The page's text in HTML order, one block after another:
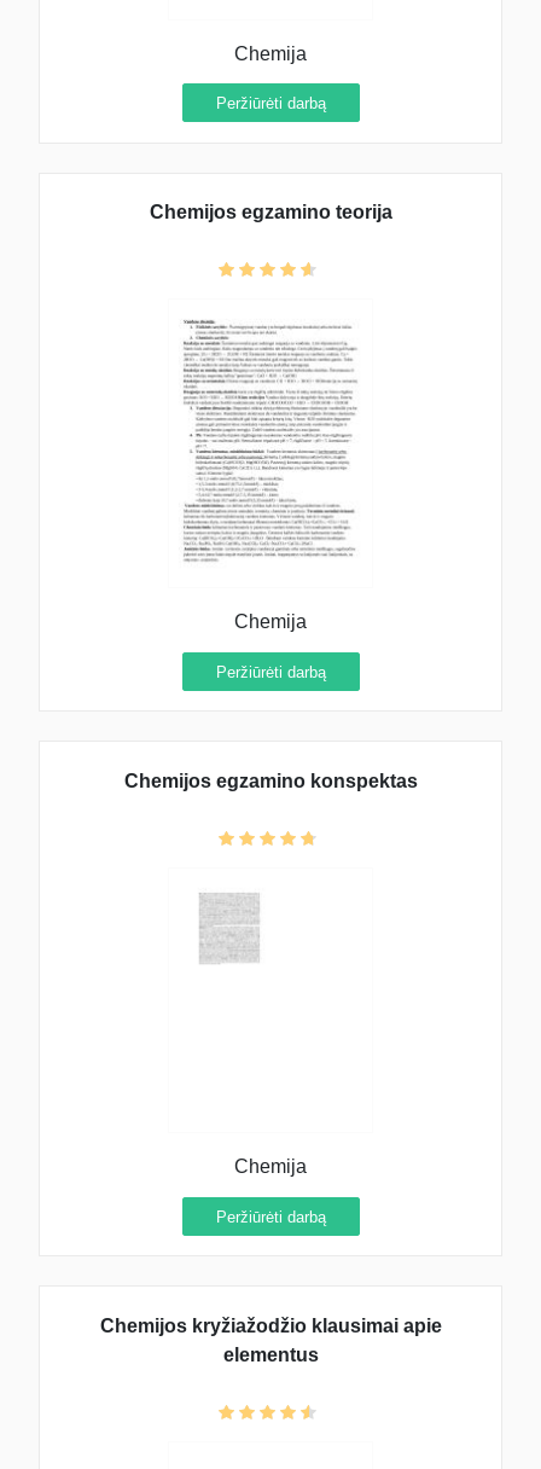
Chemija
Peržiūrėti darbą
Chemijos egzamino teorija
Chemija
Peržiūrėti darbą
Chemijos egzamino konspektas
Chemija
Peržiūrėti darbą
Chemijos kryžiažodžio klausimai apie
elementus